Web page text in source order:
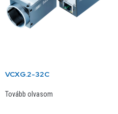
VCXG.2-32C
Tovább olvasom